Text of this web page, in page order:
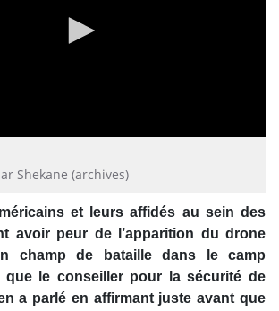
Shekane (archives)
et leurs affidés au sein des
avoir peur de l’apparition du drone
champ de bataille dans le camp
que le conseiller pour la sécurité de
a parlé en affirmant juste avant que